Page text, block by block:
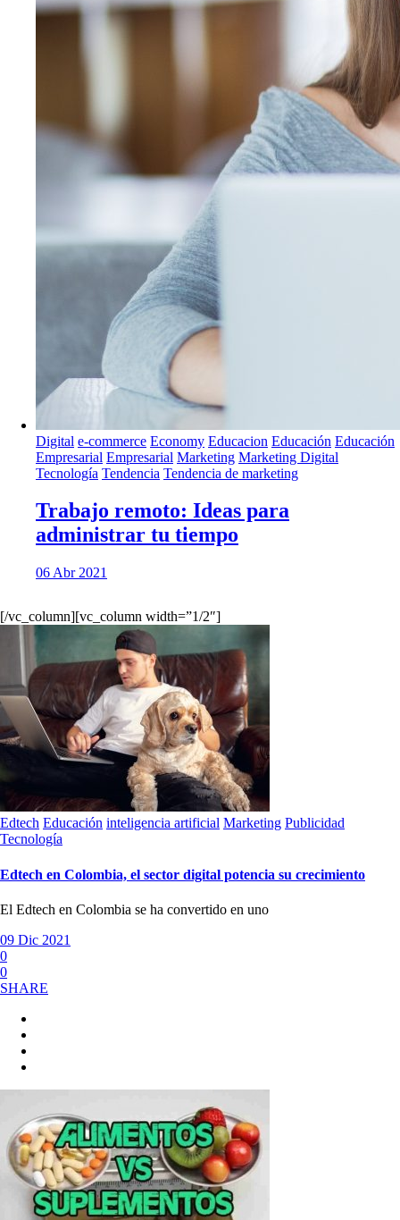
Digital e-commerce Economy Educacion Educación Educación
Empresarial Empresarial Marketing Marketing Digital
Tecnología Tendencia Tendencia de marketing
Trabajo remoto: Ideas para
administrar tu tiempo
06 Abr 2021
[/vc_column][vc_column width=”1/2″]
Edtech Educación inteligencia artificial Marketing Publicidad
Tecnología
Edtech en Colombia, el sector digital potencia su crecimiento
El Edtech en Colombia se ha convertido en uno
09 Dic 2021
0
0
SHARE